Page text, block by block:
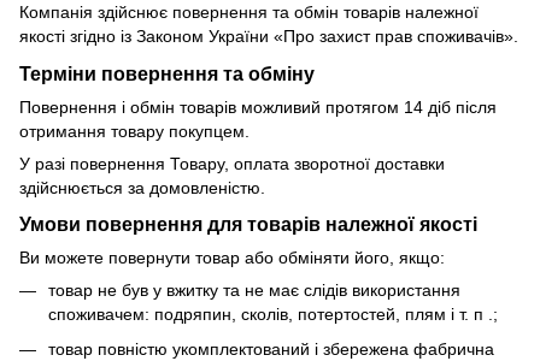
Компанія здійснює повернення та обмін товарів належної
якості згідно із Законом України «Про захист прав споживачів».
Терміни повернення та обміну
Повернення і обмін товарів можливий протягом 14 діб після
отримання товару покупцем.
У разі повернення Товару, оплата зворотної доставки
здійснюється за домовленістю.
Умови повернення для товарів належної якості
Ви можете повернути товар або обміняти його, якщо:
товар не був у вжитку та не має слідів використання
споживачем: подряпин, сколів, потертостей, плям і т. п .;
товар повністю укомплектований і збережена фабрична